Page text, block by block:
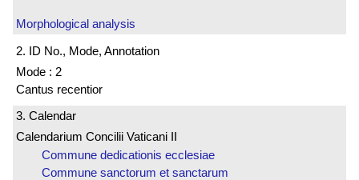
Morphological analysis
2. ID No., Mode, Annotation
Mode : 2
Cantus recentior
3. Calendar
Calendarium Concilii Vaticani II
Commune dedicationis ecclesiae
Commune sanctorum et sanctarum